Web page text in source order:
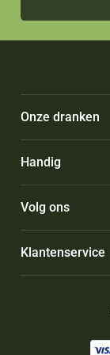
Onze dranken
Handig
Volg ons
Klantenservice